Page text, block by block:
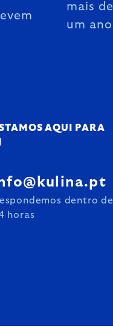
mais de
um ano
AQUI PARA
dentro de
horas